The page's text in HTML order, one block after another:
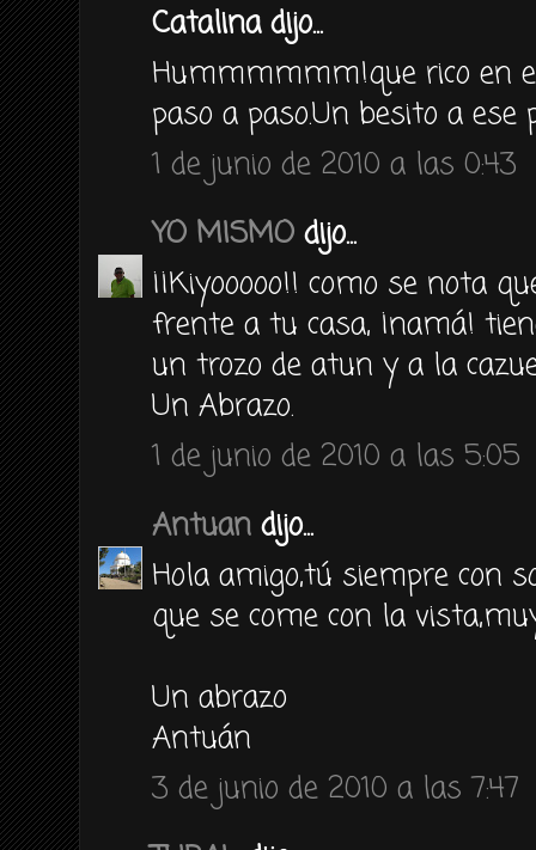
Catalina dijo...
Hummmmmm!que rico en
paso a paso.Un besito a ese
1 de junio de 2010 a las 0:43
YO MISMO dijo...
¡¡Kiyooooo!! como se nota
frente a tu casa, ¡namá!
un trozo de atun y a la
Un Abrazo.
1 de junio de 2010 a las 5:05
Antuan dijo...
Hola amigo,tú siempre con
que se come con la
Un abrazo
Antuán
3 de junio de 2010 a las 7:47